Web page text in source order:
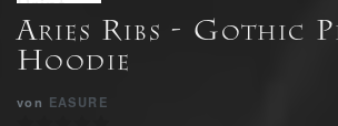
Aries Ribs - Gothic
Hoodie
von EASURE